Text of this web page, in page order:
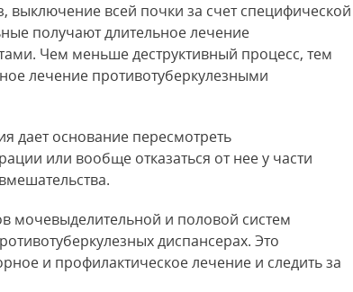
выключение всей почки за счет специфической
получают длительное лечение
Чем меньше деструктивный процесс, тем
лечение противотуберкулезными
дает основание пересмотреть
или вообще отказаться от нее у части
мочевыделительной и половой систем
диспансерах. Это
и профилактическое лечение и следить за